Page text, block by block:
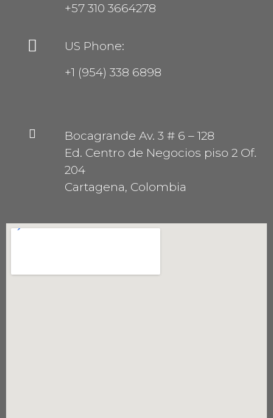
+57 310 3664278
US Phone:
+1 (954) 338 6898
Bocagrande Av. 3 # 6 – 128
Ed. Centro de Negocios piso 2 Of.
204
Cartagena, Colombia